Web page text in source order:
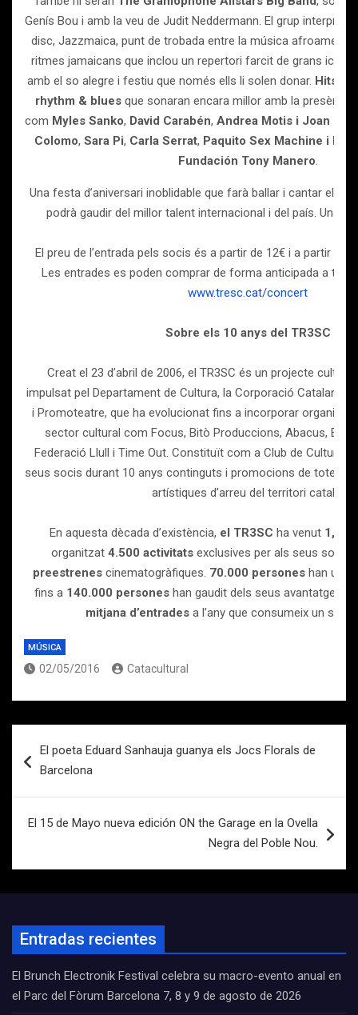
Genís Bou i amb la veu de Judit Neddermann. El grup
disc, Jazzmaica, punt de trobada entre la música
ritmes jamaicans que inclou un repertori farcit de grans
amb el so alegre i festiu que només ells li solen donar. Hits
rhythm & blues que sonaran encara millor amb la presència
com Myles Sanko, David Carabén, Andrea Motis i Joan
Colomo, Sara Pi, Carla Serrat, Paquito Sex Machine i
Fundación Tony Manero.
Una festa d’aniversari inoblidable que farà ballar i cantar el
podrà gaudir del millor talent internacional i del país. Una
El preu de l’entrada pels socis és a partir de 12€ i a partir de
Les entrades es poden comprar de forma anticipada a
www.tresc.cat/concert
Sobre els 10 anys del TR3SC
Creat el 23 d’abril de 2006, el TR3SC és un projecte
impulsat pel Departament de Cultura, la Corporació Catalana
i Promoteatre, que ha evolucionat fins a incorporar
sector cultural com Focus, Bitò Produccions, Abacus, El
Federació Llull i Time Out. Constituït com a Club de Cultura,
seus socis durant 10 anys continguts i promocions de totes
artístiques d’arreu del territori català.
En aquesta dècada d’existència, el TR3SC ha venut 1,8
organitzat 4.500 activitats exclusives per als seus socis
preestrenes cinematogràfiques. 70.000 persones han
fins a 140.000 persones han gaudit dels seus avantatges.
mitjana d’entrades a l’any que consumeix un soci
MÚSICA
02/05/2016 Catacultural
de
El poeta Eduard Sanhauja guanya els Jocs Florals de
Barcelona
El 15 de Mayo nueva edición ON the Garage en la Ovella
Negra del Poble Nou.
Entradas recientes
El Brunch Electronik Festival celebra su macro-evento anual en
el Parc del Fòrum Barcelona 7, 8 y 9 de agosto de 2026